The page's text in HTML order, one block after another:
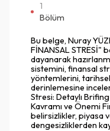
1
Bölüm
Bu belge, Nuray
FİNANSAL STRESİ"
dayanarak
sistemini, finansal
yöntemlerini,
derinlemesine
Stresi: Detaylı
Kavramı ve Önemi
belirsizlikler, piyasa
dengesizliklerden